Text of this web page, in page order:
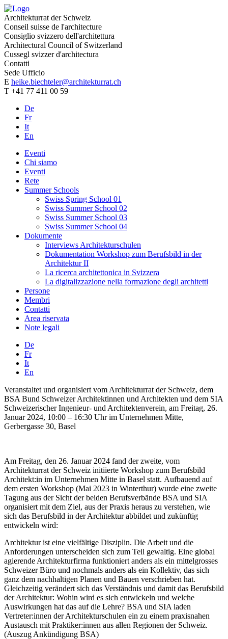
Architekturrat der Schweiz
Conseil suisse de l'architecture
Consiglio svizzero dell'architettura
Architectural Council of Switzerland
Cussegl svizzer d'architectura
Contatti
Sede Ufficio
E heike.biechteler@architekturrat.ch
T +41 77 411 00 59
De
Fr
It
En
Eventi
Chi siamo
Eventi
Rete
Summer Schools
Swiss Spring School 01
Swiss Summer School 02
Swiss Summer School 03
Swiss Summer School 04
Dokumente
Interviews Architekturschulen
Dokumentation Workshop zum Berufsbild in der
Architektur II
La ricerca architettonica in Svizzera
La digitalizzazione nella formazione degli architetti
Persone
Membri
Contatti
Area riservata
Note legali
De
Fr
It
En
Veranstaltet und organisiert vom Architekturrat der Schweiz, dem
BSA Bund Schweizer Architektinnen und Architekten und dem SIA
Schweizerischer Ingenieur- und Architektenverein, am Freitag, 26.
Januar 2024, 10:00 – 16:30 Uhr im Unternehmen Mitte,
Gerbergasse 30, Basel
Am Freitag, den 26. Januar 2024 fand der zweite, vom
Architekturrat der Schweiz initiierte Workshop zum Berufsbild
Architekt:in im Unternehmen Mitte in Basel statt. Aufbauend auf
dem ersten Workshop (Mai 2023 in Winterthur) wurde eine zweite
Tagung aus der Sicht der beiden Berufsverbände BSA und SIA
organisiert mit dem Ziel, aus der Praxis heraus zu verstehen, wie
sich das Berufsbild in der Architektur abbildet und zukünftig
entwickeln wird:
Architektur ist eine vielfältige Disziplin. Die Arbeit und die
Anforderungen unterscheiden sich zum Teil gewaltig. Eine global
agierende Architekturfirma funktioniert anders als ein mittelgrosses
Schweizer Büro und nochmals anders als ein Kollektiv, das sich
ganz dem nachhaltigen Planen und Bauen verschrieben hat.
Gleichzeitig verändert sich das Verständnis und damit das Berufsbild
der Architektur: Wohin wird es sich entwickeln und welche
Auswirkungen hat das auf die Lehre? BSA und SIA laden
Vertreter:innen der Architekturschulen ein zu einem praxisnahen
Austausch mit Praktiker:innen aus allen Regionen der Schweiz.
(Auszug Ankündigung BSA)